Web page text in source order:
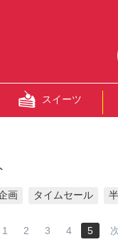
スイーツ
画 タイムセール
1 2 3 4 5